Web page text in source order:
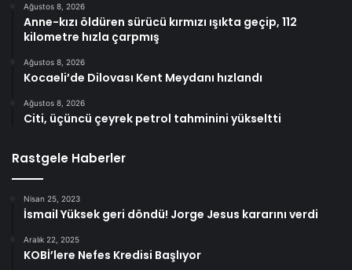
Ağustos 8, 2026
Anne-kızı öldüren sürücü kırmızı ışıkta geçip, 112
kilometre hızla çarpmış
Ağustos 8, 2026
Kocaeli’de Dilovası Kent Meydanı hızlandı
Ağustos 8, 2026
Citi, üçüncü çeyrek petrol tahminini yükseltti
Rastgele Haberler
Nisan 25, 2023
İsmail Yüksek geri döndü! Jorge Jesus kararını verdi
Aralık 22, 2025
KOBİ’lere Nefes Kredisi Başlıyor